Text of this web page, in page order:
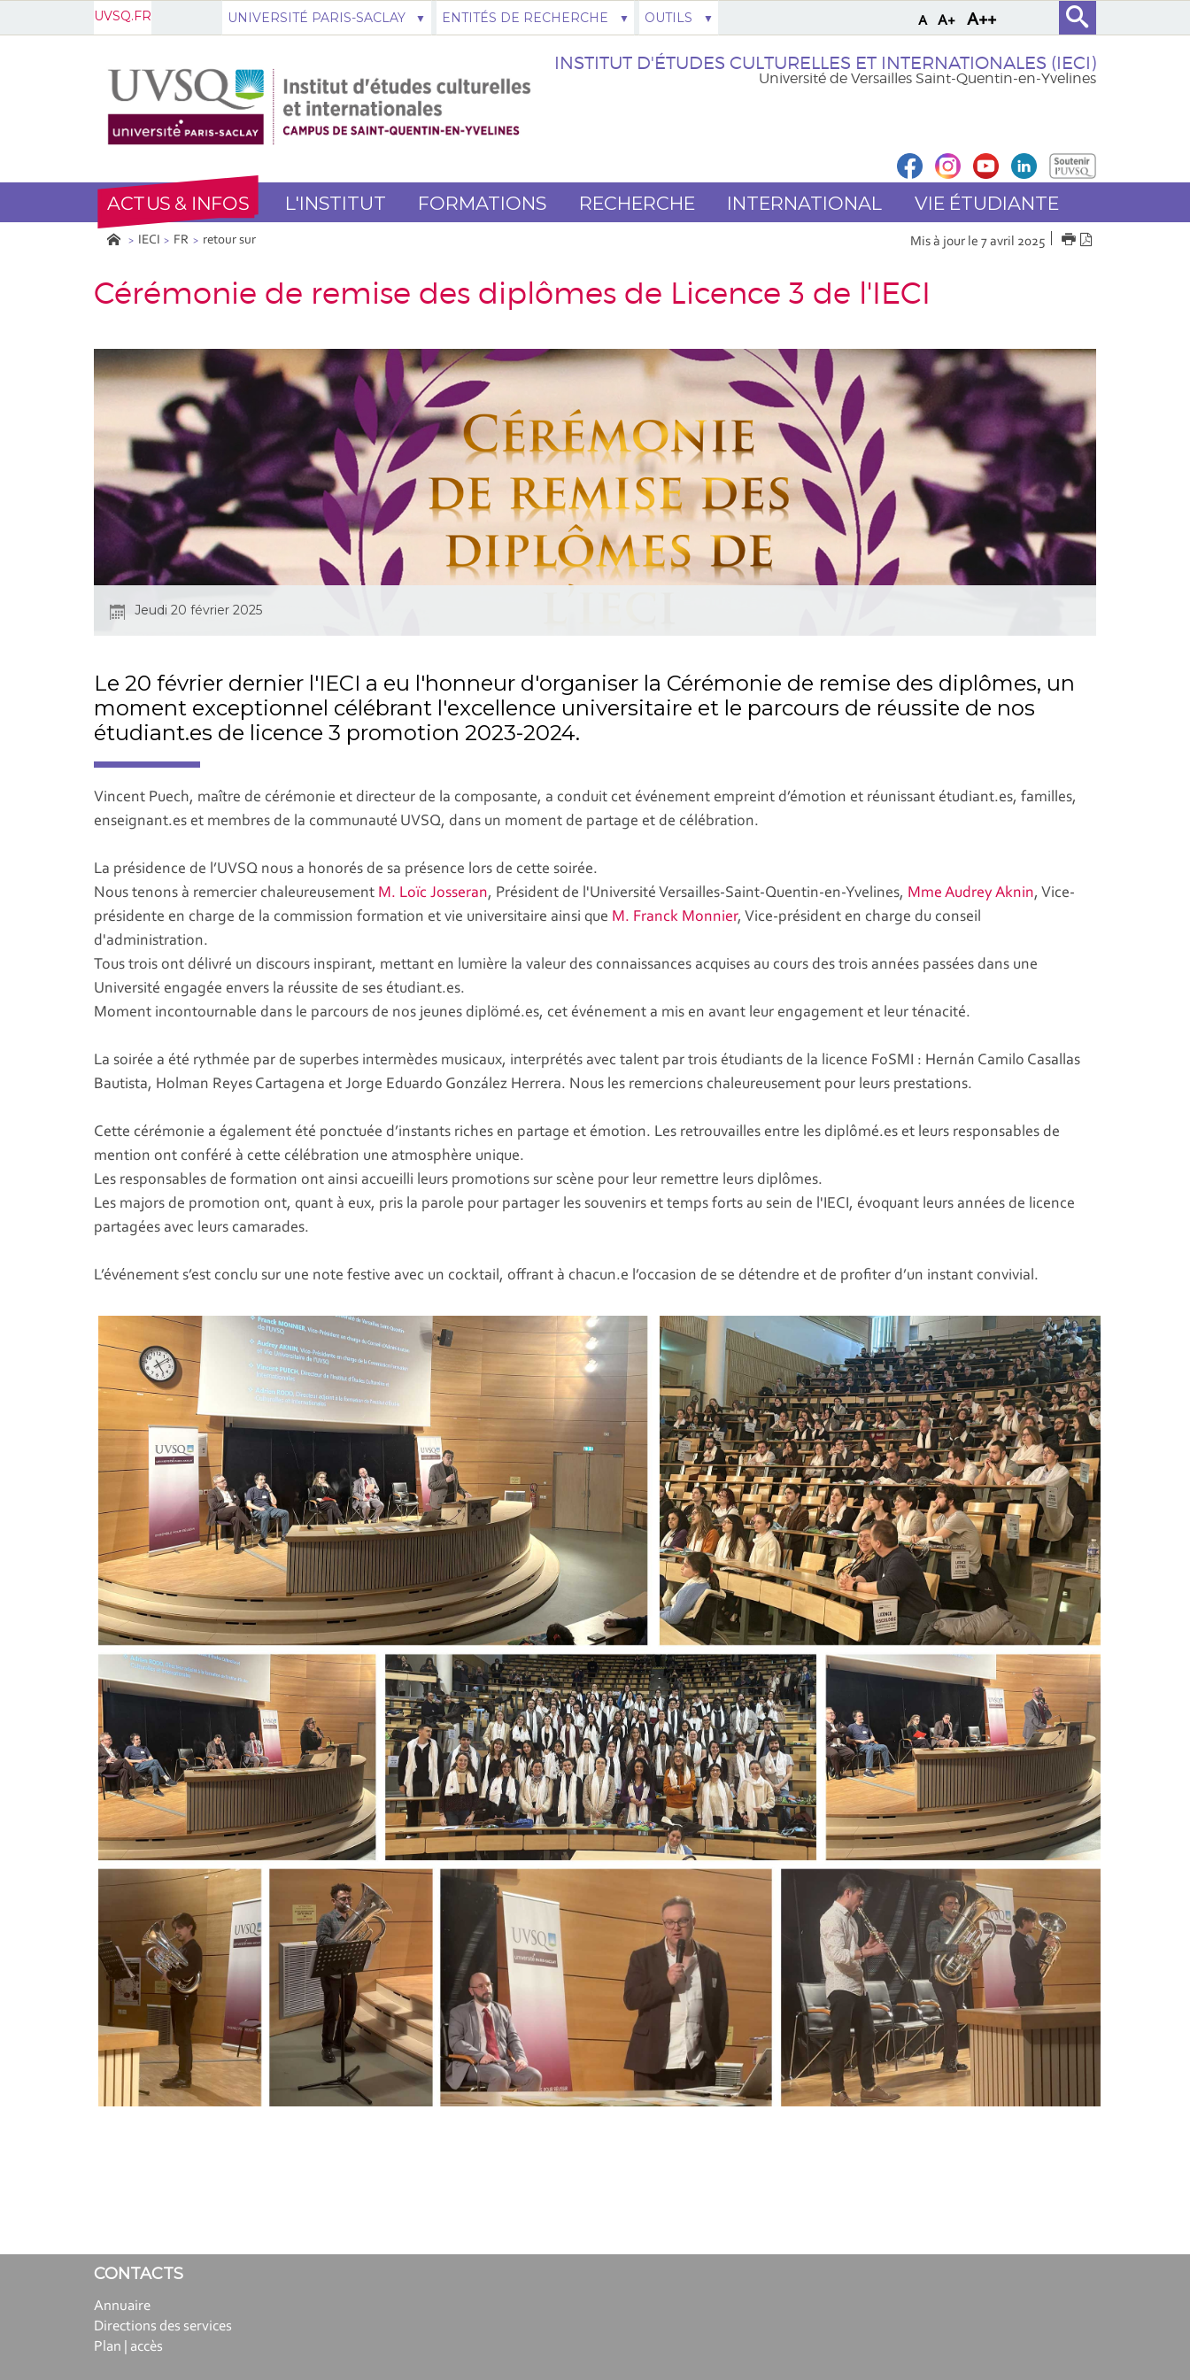
A A+ A++
UVSQ.FR
INSTITUT D'ÉTUDES CULTURELLES ET INTERNATIONALES (IECI)
Université de Versailles Saint-Quentin-en-Yvelines
ACTUS & INFOS L'INSTITUT FORMATIONS RECHERCHE INTERNATIONAL VIE ÉTUDIANTE
IECI FR retour sur Mis à jour le 7 avril 2025 IMPRIMER
Cérémonie de remise des diplômes de Licence 3 de l'IECI
Jeudi 20 février 2025
Le 20 février dernier l'IECI a eu l'honneur d'organiser la Cérémonie de remise des diplômes, un
moment exceptionnel célébrant l'excellence universitaire et le parcours de réussite de nos
étudiant.es de licence 3 promotion 2023-2024.
Vincent Puech, maître de cérémonie et directeur de la composante, a conduit cet événement empreint d’émotion et réunissant étudiant.es, familles,
enseignant.es et membres de la communauté UVSQ, dans un moment de partage et de célébration.
La présidence de l’UVSQ nous a honorés de sa présence lors de cette soirée.
Nous tenons à remercier chaleureusement M. Loïc Josseran, Président de l'Université Versailles-Saint-Quentin-en-Yvelines, Mme Audrey Aknin, Vice-
présidente en charge de la commission formation et vie universitaire ainsi que M. Franck Monnier, Vice-président en charge du conseil
d'administration.
Tous trois ont délivré un discours inspirant, mettant en lumière la valeur des connaissances acquises au cours des trois années passées dans une
Université engagée envers la réussite de ses étudiant.es.
Moment incontournable dans le parcours de nos jeunes diplömé.es, cet événement a mis en avant leur engagement et leur ténacité.
La soirée a été rythmée par de superbes intermèdes musicaux, interprétés avec talent par trois étudiants de la licence FoSMI : Hernán Camilo Casallas
Bautista, Holman Reyes Cartagena et Jorge Eduardo González Herrera. Nous les remercions chaleureusement pour leurs prestations.
Cette cérémonie a également été ponctuée d’instants riches en partage et émotion. Les retrouvailles entre les diplômé.es et leurs responsables de
mention ont conféré à cette célébration une atmosphère unique.
Les responsables de formation ont ainsi accueilli leurs promotions sur scène pour leur remettre leurs diplômes.
Les majors de promotion ont, quant à eux, pris la parole pour partager les souvenirs et temps forts au sein de l'IECI, évoquant leurs années de licence
partagées avec leurs camarades.
L’événement s’est conclu sur une note festive avec un cocktail, offrant à chacun.e l’occasion de se détendre et de profiter d’un instant convivial.
UNIVERSITÉ PARIS-SACLAY ENTITÉS DE RECHERCHE OUTILS
CONTACTS
Annuaire
Directions des services
Plan | accès